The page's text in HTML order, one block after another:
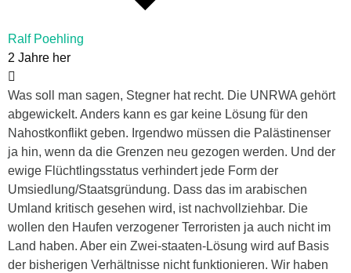
Ralf Poehling
2 Jahre her
Was soll man sagen, Stegner hat recht. Die UNRWA gehört
abgewickelt. Anders kann es gar keine Lösung für den
Nahostkonflikt geben. Irgendwo müssen die Palästinenser
ja hin, wenn da die Grenzen neu gezogen werden. Und der
ewige Flüchtlingsstatus verhindert jede Form der
Umsiedlung/Staatsgründung. Dass das im arabischen
Umland kritisch gesehen wird, ist nachvollziehbar. Die
wollen den Haufen verzogener Terroristen ja auch nicht im
Land haben. Aber ein Zwei-staaten-Lösung wird auf Basis
der bisherigen Verhältnisse nicht funktionieren. Wir haben